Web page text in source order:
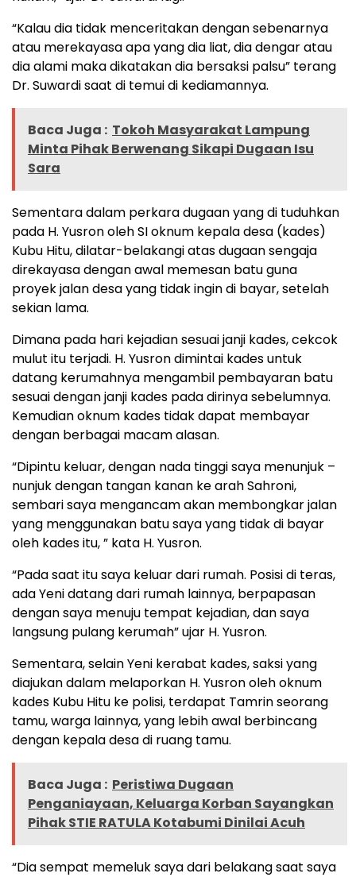
“Kalau dia tidak menceritakan dengan sebenarnya
atau merekayasa apa yang dia liat, dia dengar atau
dia alami maka dikatakan dia bersaksi palsu” terang
Dr. Suwardi saat di temui di kediamannya.
Baca Juga : Tokoh Masyarakat Lampung
Minta Pihak Berwenang Sikapi Dugaan Isu
Sara
Sementara dalam perkara dugaan yang di tuduhkan
pada H. Yusron oleh SI oknum kepala desa (kades)
Kubu Hitu, dilatar-belakangi atas dugaan sengaja
direkayasa dengan awal memesan batu guna
proyek jalan desa yang tidak ingin di bayar, setelah
sekian lama.
Dimana pada hari kejadian sesuai janji kades, cekcok
mulut itu terjadi. H. Yusron dimintai kades untuk
datang kerumahnya mengambil pembayaran batu
sesuai dengan janji kades pada dirinya sebelumnya.
Kemudian oknum kades tidak dapat membayar
dengan berbagai macam alasan.
“Dipintu keluar, dengan nada tinggi saya menunjuk –
nunjuk dengan tangan kanan ke arah Sahroni,
sembari saya mengancam akan membongkar jalan
yang menggunakan batu saya yang tidak di bayar
oleh kades itu, ” kata H. Yusron.
“Pada saat itu saya keluar dari rumah. Posisi di teras,
ada Yeni datang dari rumah lainnya, berpapasan
dengan saya menuju tempat kejadian, dan saya
langsung pulang kerumah” ujar H. Yusron.
Sementara, selain Yeni kerabat kades, saksi yang
diajukan dalam melaporkan H. Yusron oleh oknum
kades Kubu Hitu ke polisi, terdapat Tamrin seorang
tamu, warga lainnya, yang lebih awal berbincang
dengan kepala desa di ruang tamu.
Baca Juga : Peristiwa Dugaan
Penganiayaan, Keluarga Korban Sayangkan
Pihak STIE RATULA Kotabumi Dinilai Acuh
“Dia sempat memeluk saya dari belakang saat saya